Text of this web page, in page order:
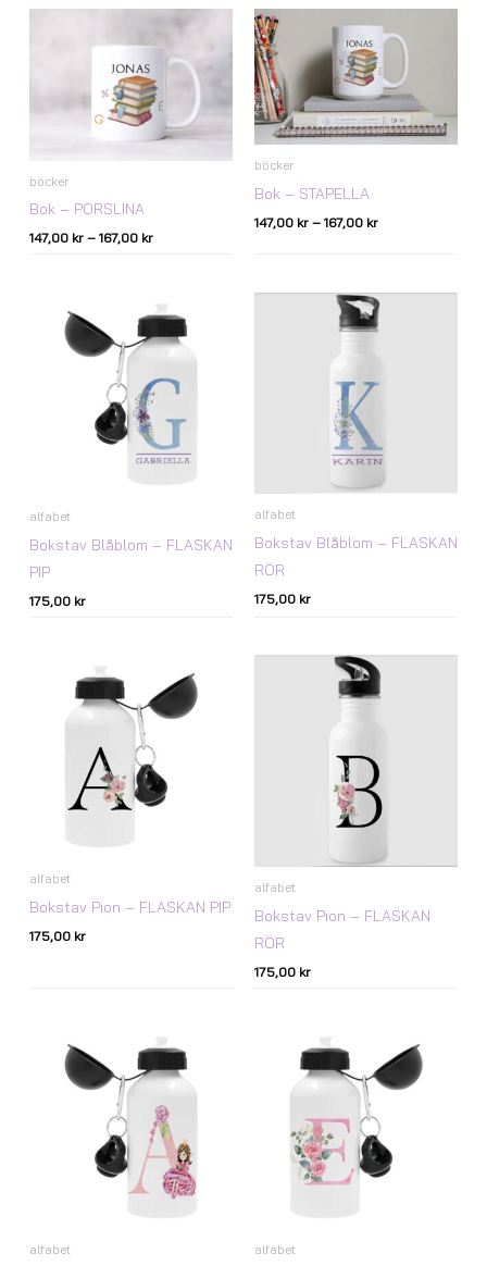
böcker
Bok – PORSLINA
147,00 kr – 167,00 kr
Prisintervall:
147,00 kr
till
167,00 kr
böcker
Bok – STAPELLA
147,00 kr – 167,00 kr
147,00 kr
167,00 kr
alfabet
Bokstav Blåblom – FLASKAN
PIP
175,00 kr
alfabet
Bokstav Blåblom – FLASKAN
RÖR
175,00 kr
alfabet
Bokstav Pion – FLASKAN PIP
175,00 kr
alfabet
Bokstav Pion – FLASKAN
RÖR
175,00 kr
alfabet alfabet